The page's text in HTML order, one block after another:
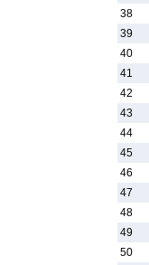
38
39
40
41
42
43
44
45
46
47
48
49
50